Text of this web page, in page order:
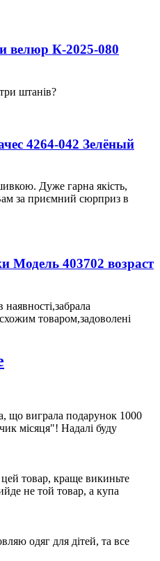
велюр К-2025-080
штанів?
4264-042 Зелёный
Дуже гарна якість,
за приємний сюрприз в
Модель 403702 возраст
товаром,задоволені
що виграла подарунок 1000
місяця"! Надалі буду
товар, краще викиньте
не той товар, а купа
одяг для дітей, та все